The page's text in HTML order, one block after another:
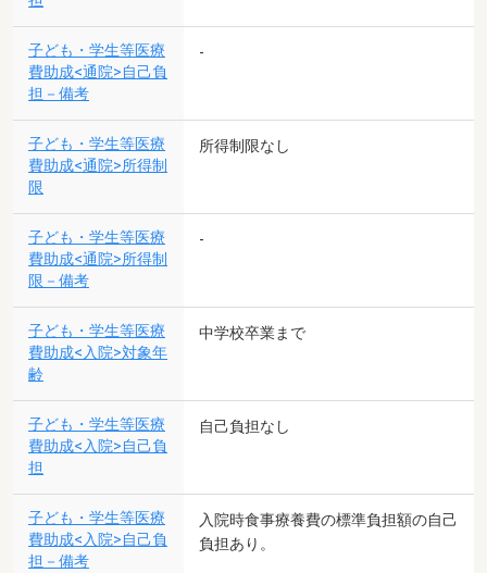
子ども・学生等医療
費助成<通院>自己負
担－備考
-
子ども・学生等医療
費助成<通院>所得制
限
所得制限なし
子ども・学生等医療
費助成<通院>所得制
限－備考
-
子ども・学生等医療
費助成<入院>対象年
齢
中学校卒業まで
子ども・学生等医療
費助成<入院>自己負
担
自己負担なし
子ども・学生等医療
費助成<入院>自己負
担－備考
入院時食事療養費の標準負担額の自己
負担あり。